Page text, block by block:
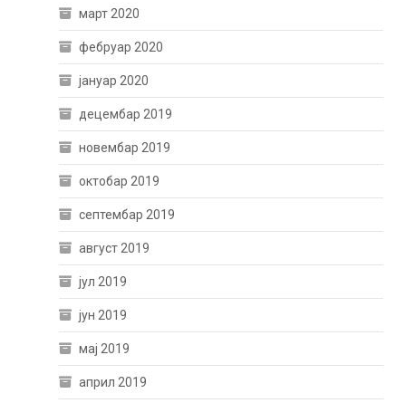
март 2020
фебруар 2020
јануар 2020
децембар 2019
новембар 2019
октобар 2019
септембар 2019
август 2019
јул 2019
јун 2019
мај 2019
април 2019